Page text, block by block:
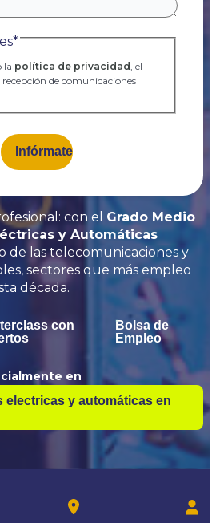
*
la política de privacidad , el
recepción de comunicaciones
con el Grado Medio
y Automáticas
de las telecomunicaciones y
sectores que más empleo
década.
con
Bolsa de
Empleo
en
electricas y automáticas en